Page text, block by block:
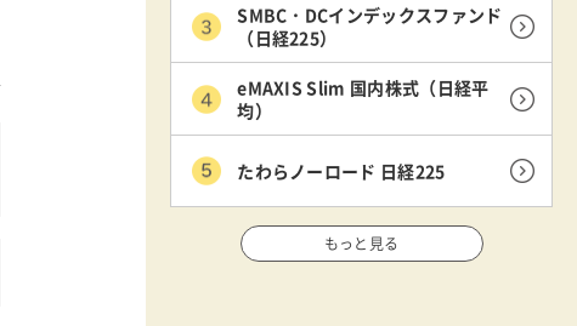
SMBC・DCインデックスファンド
（日経225）
eMAXIS Slim 国内株式（日経平
均）
たわらノーロード 日経225
もっと見る